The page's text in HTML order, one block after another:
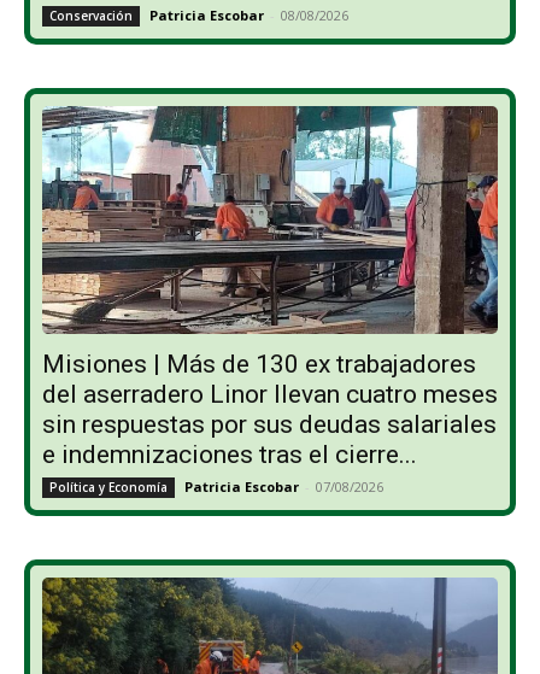
Conservación Patricia Escobar - 08/08/2026
Misiones | Más de 130 ex trabajadores
del aserradero Linor llevan cuatro meses
sin respuestas por sus deudas salariales
e indemnizaciones tras el cierre...
Política y Economía Patricia Escobar - 07/08/2026